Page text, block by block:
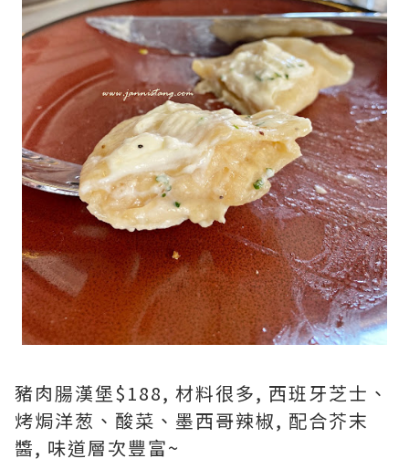
豬肉腸漢堡$188, 材料很多, 西班牙芝士、
烤焗洋葱、酸菜、墨西哥辣椒, 配合芥末
醬, 味道層次豐富~